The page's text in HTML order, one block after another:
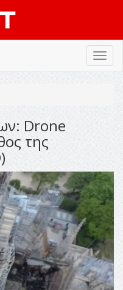
Drone
της